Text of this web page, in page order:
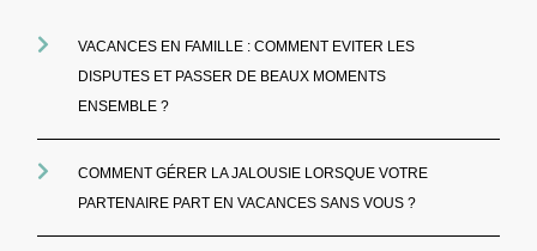
VACANCES EN FAMILLE : COMMENT EVITER LES
DISPUTES ET PASSER DE BEAUX MOMENTS
ENSEMBLE ?
COMMENT GÉRER LA JALOUSIE LORSQUE VOTRE
PARTENAIRE PART EN VACANCES SANS VOUS ?